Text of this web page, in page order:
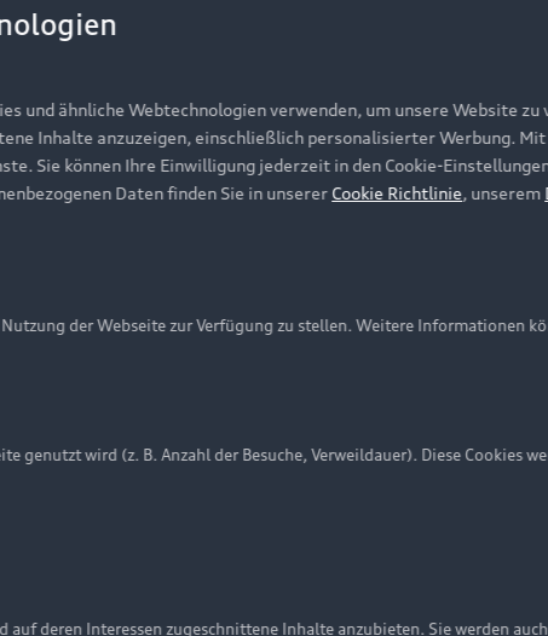
Cookie-Einstellungen Cookie-Richtlinie Barrierefreiheit
bei allen Abbildungen auf dieser Webseite kann abweichen.
und ähnliche Webtechnologien verwenden, um unsere Website
Inhalte anzuzeigen, einschließlich personalisierter Werbung.
Sie können Ihre Einwilligung jederzeit in den Cookie-
Daten finden Sie in unserer Cookie Richtlinie, unserem
der Webseite zur Verfügung zu stellen. Weitere Informationen
genutzt wird (z. B. Anzahl der Besuche, Verweildauer). Diese Cookies
deren Interessen zugeschnittene Inhalte anzubieten. Sie werden